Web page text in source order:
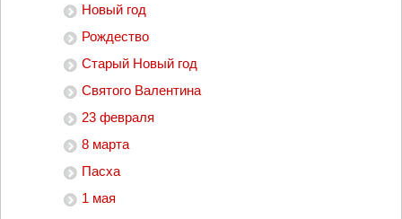
Новый год
Рождество
Старый Новый год
Святого Валентина
23 февраля
8 марта
Пасха
1 мая